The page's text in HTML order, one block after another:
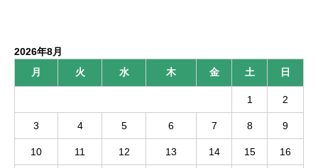
2026年8月
月
火 水 木 金 土 日
1 2
3 4 5 6 7 8 9
10 11 12 13 14 15 16